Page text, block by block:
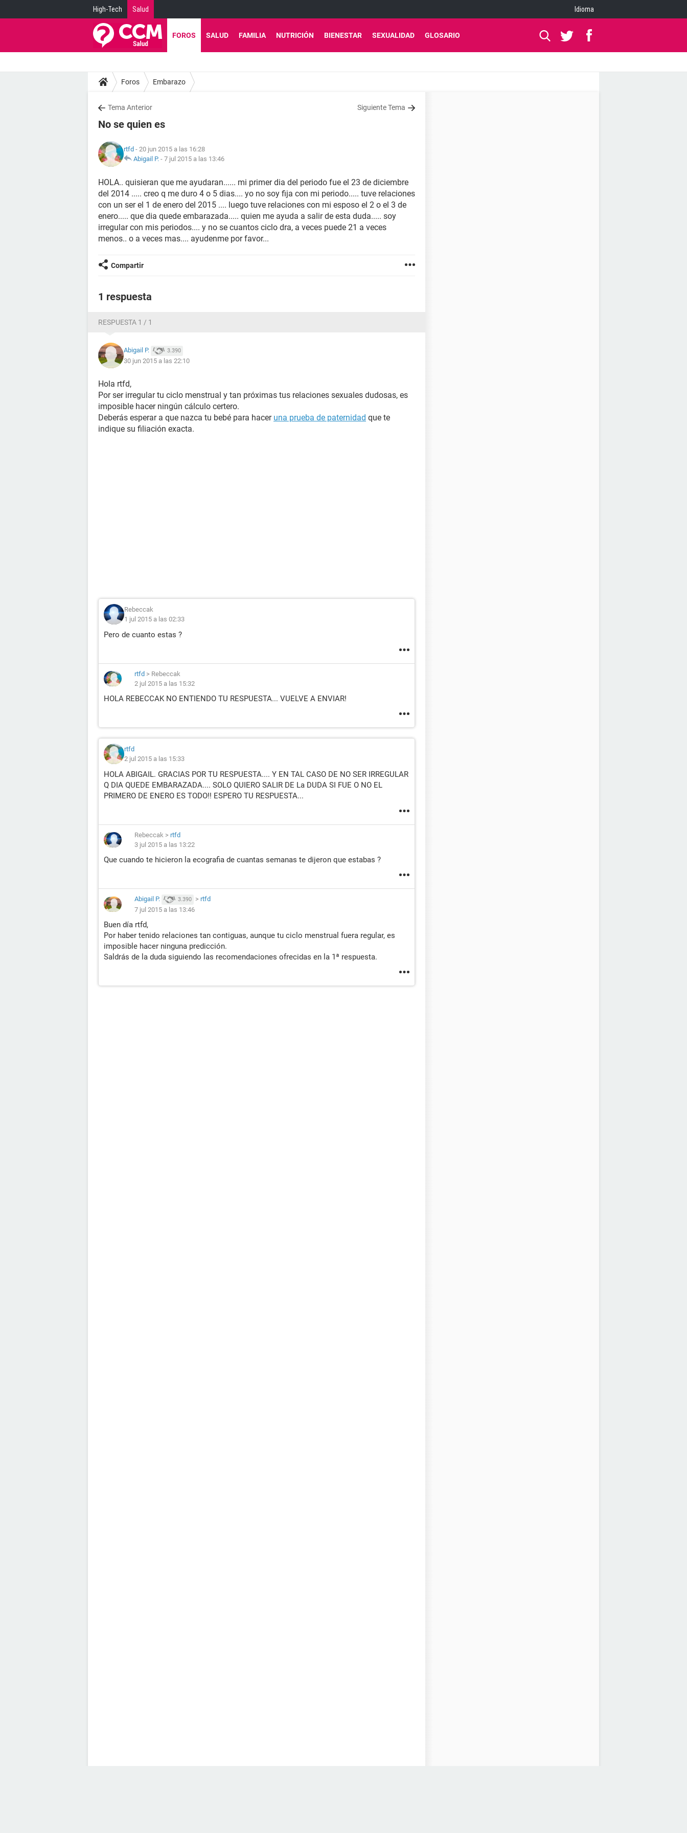
High-Tech Salud Idioma
FOROS SALUD FAMILIA NUTRICIÓN BIENESTAR SEXUALIDAD GLOSARIO
Foros Embarazo
Tema Anterior Siguiente Tema
No se quien es
rtfd - 20 jun 2015 a las 16:28
Abigail P. - 7 jul 2015 a las 13:46
HOLA.. quisieran que me ayudaran...... mi primer dia del periodo fue el 23 de diciembre
del 2014 ..... creo q me duro 4 o 5 dias.... yo no soy fija con mi periodo..... tuve relaciones
con un ser el 1 de enero del 2015 .... luego tuve relaciones con mi esposo el 2 o el 3 de
enero..... que dia quede embarazada..... quien me ayuda a salir de esta duda..... soy
irregular con mis periodos.... y no se cuantos ciclo dra, a veces puede 21 a veces
menos.. o a veces mas.... ayudenme por favor...
Compartir
1 respuesta
RESPUESTA 1 / 1
Abigail P. 3.390
30 jun 2015 a las 22:10
Hola rtfd,
Por ser irregular tu ciclo menstrual y tan próximas tus relaciones sexuales dudosas, es
imposible hacer ningún cálculo certero.
Deberás esperar a que nazca tu bebé para hacer una prueba de paternidad que te
indique su filiación exacta.
Rebeccak
1 jul 2015 a las 02:33
Pero de cuanto estas ?
rtfd > Rebeccak
2 jul 2015 a las 15:32
HOLA REBECCAK NO ENTIENDO TU RESPUESTA... VUELVE A ENVIAR!
rtfd
2 jul 2015 a las 15:33
HOLA ABIGAIL. GRACIAS POR TU RESPUESTA.... Y EN TAL CASO DE NO SER IRREGULAR
Q DIA QUEDE EMBARAZADA.... SOLO QUIERO SALIR DE La DUDA SI FUE O NO EL
PRIMERO DE ENERO ES TODO!! ESPERO TU RESPUESTA...
Rebeccak > rtfd
3 jul 2015 a las 13:22
Que cuando te hicieron la ecografia de cuantas semanas te dijeron que estabas ?
Abigail P. 3.390 > rtfd
7 jul 2015 a las 13:46
Buen día rtfd,
Por haber tenido relaciones tan contiguas, aunque tu ciclo menstrual fuera regular, es
imposible hacer ninguna predicción.
Saldrás de la duda siguiendo las recomendaciones ofrecidas en la 1ª respuesta.